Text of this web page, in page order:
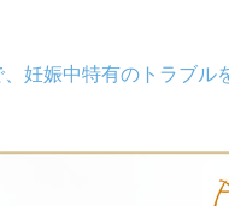
妊娠中特有のトラブル